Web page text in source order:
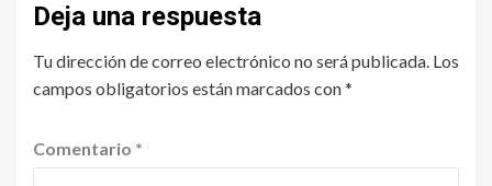
Deja una respuesta
Tu dirección de correo electrónico no será publicada. Los
campos obligatorios están marcados con*
Comentario *